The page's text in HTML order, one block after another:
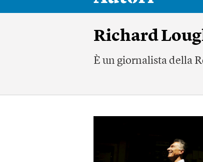
Richard
È un giornalista della